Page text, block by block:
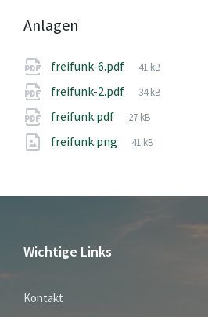
Anlagen
freifunk-6.pdf Dateigröße:
41 kB
freifunk-2.pdf Dateigröße:
34 kB
freifunk.pdf Dateigröße:
27 kB
freifunk.png Dateigröße:
41 kB
Wichtige Links
Kontakt